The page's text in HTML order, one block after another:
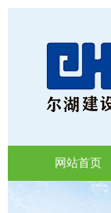
网站首页